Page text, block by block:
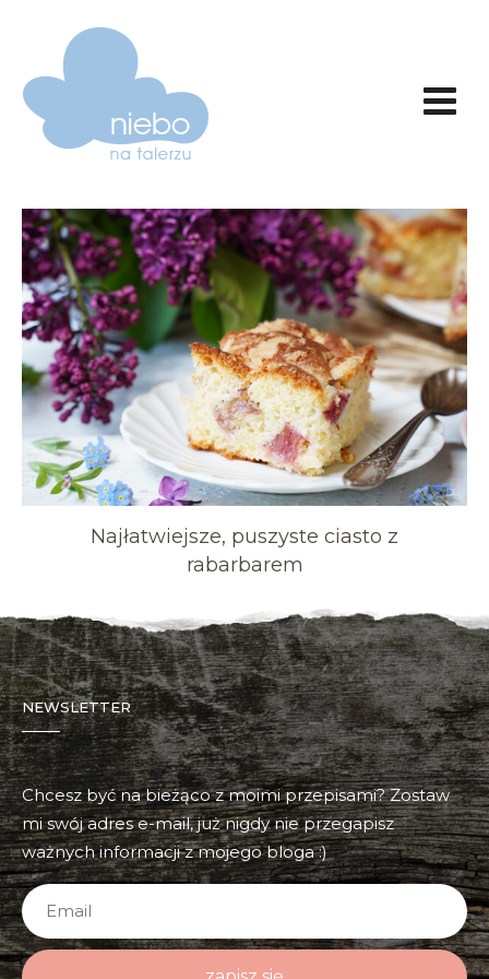
Najłatwiejsze, puszyste ciasto z
rabarbarem
NEWSLETTER
Chcesz być na bieżąco z moimi przepisami? Zostaw
mi swój adres e-mail, już nigdy nie przegapisz
ważnych informacji z mojego bloga :)